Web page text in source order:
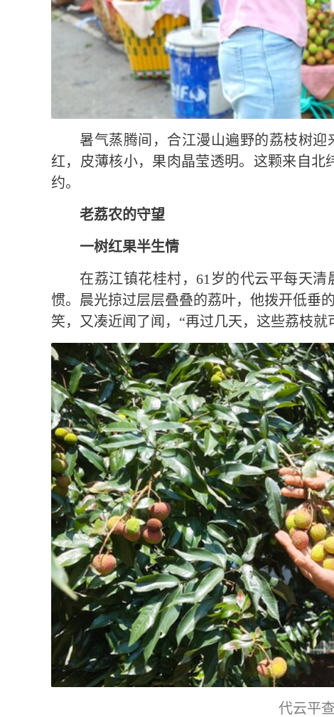
暑气蒸腾间，合江漫山遍野的荔枝树
红，皮薄核小，果肉晶莹透明。这颗来自北
约。
老荔农的守望
一树红果半生情
在荔江镇花桂村，61岁的代云平每天
惯。晨光掠过层层叠叠的荔叶，他拨开低垂
笑，又凑近闻了闻，“再过几天，这些荔枝就
代云平